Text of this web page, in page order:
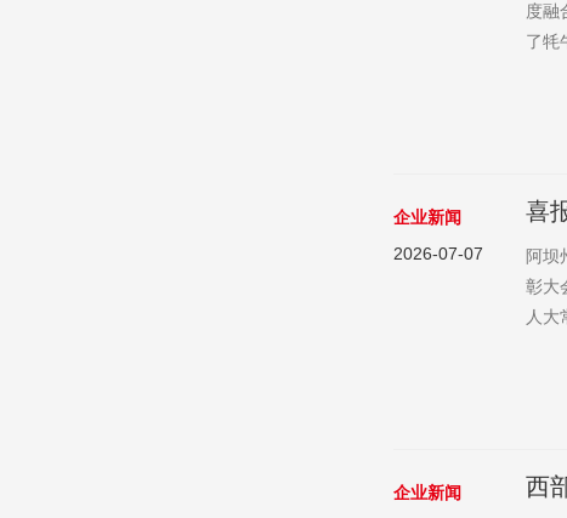
度融
了牦
企业新闻
2026-07-07
喜
誉
阿坝
彰大
人大
企业新闻
西